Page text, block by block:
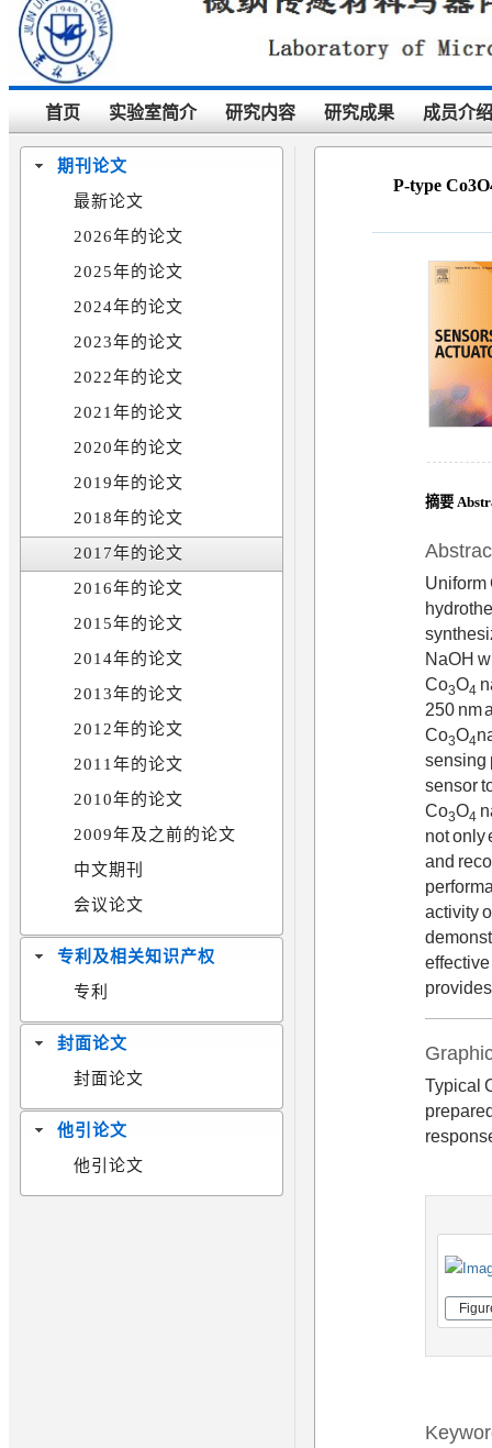
首页 实验室简介 研究内容 研究成果 成员介绍
期刊论文
最新论文
2026年的论文
2025年的论文
2024年的论文
2023年的论文
2022年的论文
2021年的论文
2020年的论文
2019年的论文
2018年的论文
2017年的论文
2016年的论文
2015年的论文
2014年的论文
2013年的论文
2012年的论文
2011年的论文
2010年的论文
2009年及之前的论文
中文期刊
会议论文
专利及相关知识产权
专利
封面论文
封面论文
他引论文
他引论文
P-type
摘要
Uniform
NaOH
Co3O4
250 nm
Co3O4
sensing
sensor
Co3O4
not only
and
activity
Typical